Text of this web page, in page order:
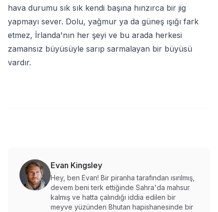
hava durumu sık sık kendi başına hınzırca bir jig
yapmayı sever. Dolu, yağmur ya da güneş ışığı fark
etmez, İrlanda'nın her şeyi ve bu arada herkesi
zamansız büyüsüyle sarıp sarmalayan bir büyüsü
vardır.
Evan Kingsley
Hey, ben Evan! Bir piranha tarafından ısırılmış,
devem beni terk ettiğinde Sahra'da mahsur
kalmış ve hatta çalındığı iddia edilen bir
meyve yüzünden Bhutan hapishanesinde bir